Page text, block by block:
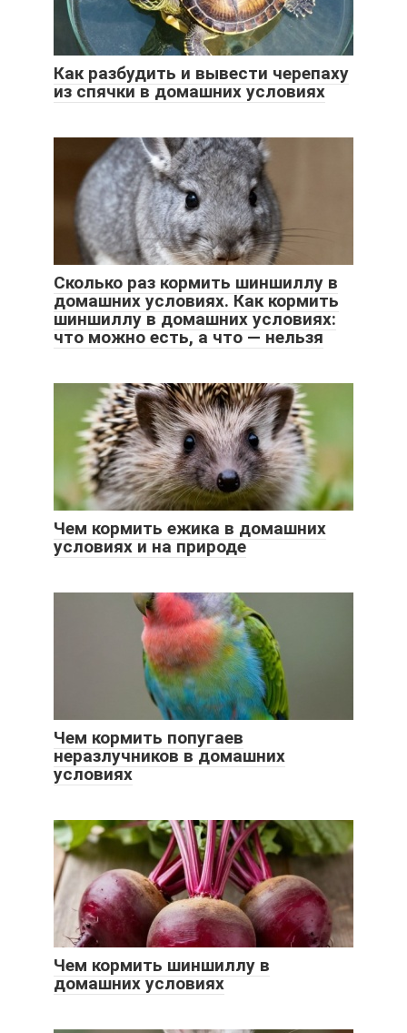
Как разбудить и вывести черепаху
из спячки в домашних условиях
Сколько раз кормить шиншиллу в
домашних условиях. Как кормить
шиншиллу в домашних условиях:
что можно есть, а что — нельзя
Чем кормить ежика в домашних
условиях и на природе
Чем кормить попугаев
неразлучников в домашних
условиях
Чем кормить шиншиллу в
домашних условиях